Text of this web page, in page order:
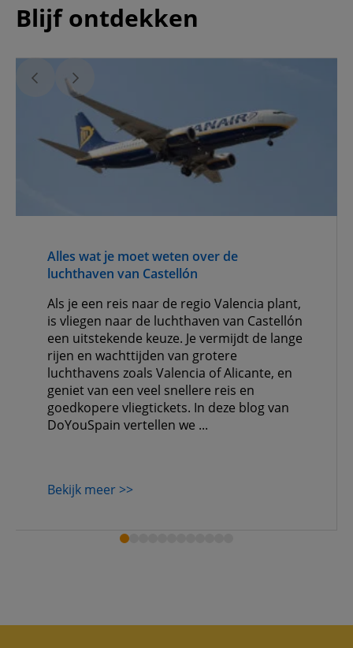
Blijf ontdekken
Alles wat je moet weten over de
luchthaven van Castellón
Als je een reis naar de regio Valencia plant,
is vliegen naar de luchthaven van Castellón
een uitstekende keuze. Je vermijdt de lange
rijen en wachttijden van grotere
luchthavens zoals Valencia of Alicante, en
geniet van een veel snellere reis en
goedkopere vliegtickets. In deze blog van
DoYouSpain vertellen we ...
Bekijk meer >>